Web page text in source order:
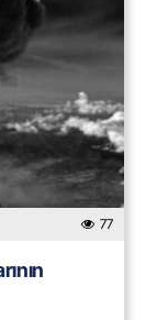
77